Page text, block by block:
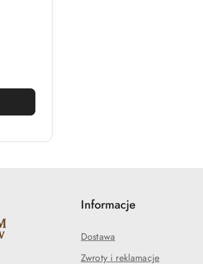
Informacje
Dostawa
Zwroty i reklamacje